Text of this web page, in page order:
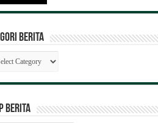
Berita
BERITA